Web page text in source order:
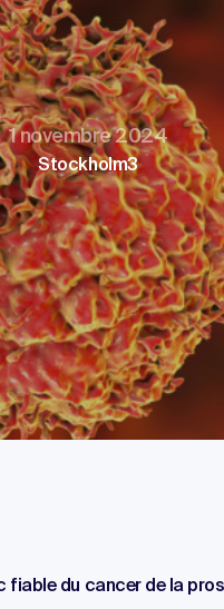
1 novembre 2024
Stockholm3
fiable du cancer de la